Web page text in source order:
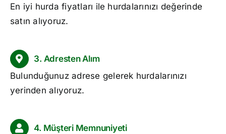
En iyi hurda fiyatları ile hurdalarınızı değerinde
satın alıyoruz.
3. Adresten Alım
Bulunduğunuz adrese gelerek hurdalarınızı
yerinden alıyoruz.
4. Müşteri Memnuniyeti